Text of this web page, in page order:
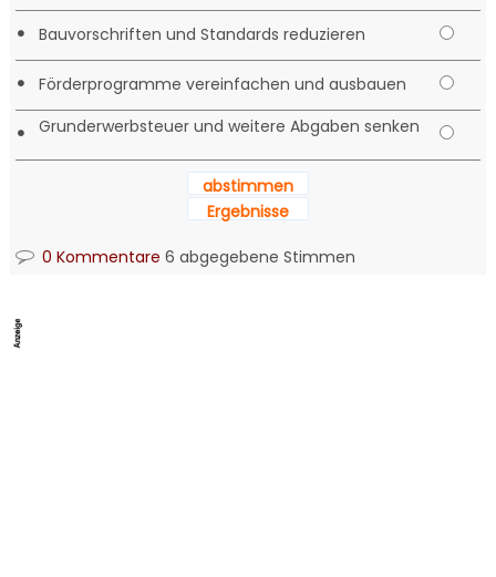
• Bauvorschriften und Standards reduzieren
• Förderprogramme vereinfachen und ausbauen
• Grunderwerbsteuer und weitere Abgaben senken
abstimmen
Ergebnisse
0 Kommentare 6 abgegebene Stimmen